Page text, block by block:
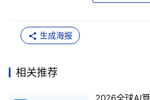
通过生态联动，“开放计算Token
低效浪费与优质短缺的结构性矛盾
02全景安全，从芯片到应用立体防
Token经济时代，安全是价值释
生成海报
相关推荐